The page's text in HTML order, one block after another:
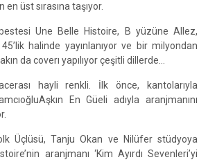
en üst sırasına taşıyor.
Une Belle Histoire, B yüzüne Allez,
halinde yayınlanıyor ve bir milyondan
da coverı yapılıyor çeşitli dillerde…
hayli renkli. İlk önce, kantolarıyla
En Güeli adıyla aranjmanını
Üçlüsü, Tanju Okan ve Nilüfer stüdyoya
aranjmanı ‘Kim Ayırdı Sevenleri’yi